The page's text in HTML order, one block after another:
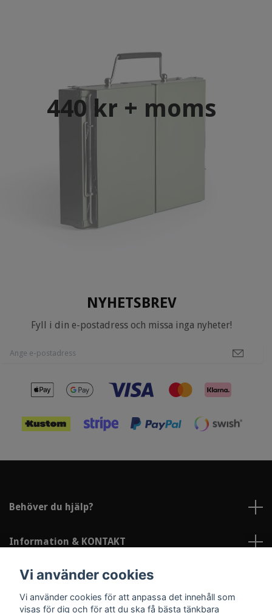
440 kr + moms
NYHETSBREV
Fyll i din e-postadress och missa inga nyheter!
Behöver du hjälp?
Information & KONTAKT
Sociala medier
Vi använder cookies
Vi använder cookies för att anpassa det innehåll som
visas för dig och för att du ska få bästa tänkbara